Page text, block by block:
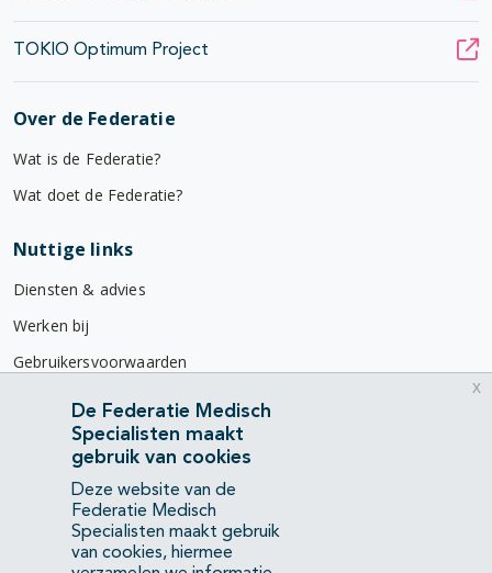
TOKIO Optimum Project
Over de Federatie
Wat is de Federatie?
Wat doet de Federatie?
Nuttige links
Diensten & advies
Werken bij
Gebruikersvoorwaarden
Privacyverklaring
Contact
Mercatorlaan 1200
3528 BL Utrecht
(088) 505 34 34
De Federatie Medisch
Specialisten maakt
gebruik van cookies
Deze website van de
Federatie Medisch
Specialisten maakt gebruik
van cookies, hiermee
x